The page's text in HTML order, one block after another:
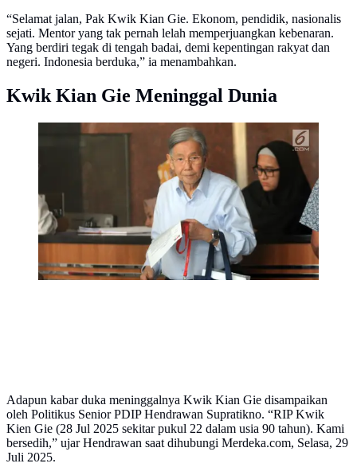
“Selamat jalan, Pak Kwik Kian Gie. Ekonom, pendidik, nasionalis
sejati. Mentor yang tak pernah lelah memperjuangkan kebenaran.
Yang berdiri tegak di tengah badai, demi kepentingan rakyat dan
negeri. Indonesia berduka,” ia menambahkan.
Kwik Kian Gie Meninggal Dunia
Menteri Koordinator Bidang Ekonomi, Keuangan dan
Industri (Menko Ekuin) Kwik Kian Gie tiba untuk
pemeriksaan di Gedung KPK, Kamis (11/7/2019).
Kwik diperiksa sebagai saksi untuk tersangka
pemegang saham pengendali Bank Dagang Nasional
Indonesia (BDNI) Sjamsul Nursalim.
(merdeka.com/Dwi Narwoko)
Adapun kabar duka meninggalnya Kwik Kian Gie disampaikan
oleh Politikus Senior PDIP Hendrawan Supratikno. “RIP Kwik
Kien Gie (28 Jul 2025 sekitar pukul 22 dalam usia 90 tahun). Kami
bersedih,” ujar Hendrawan saat dihubungi Merdeka.com, Selasa, 29
Juli 2025.